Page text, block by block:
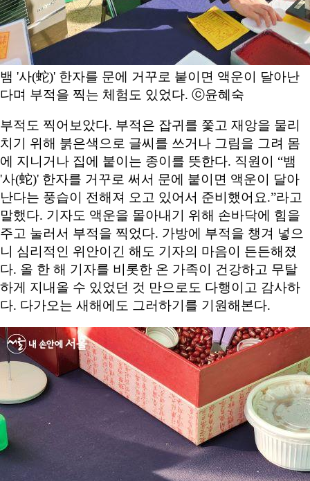
뱀 '사(蛇)' 한자를 문에 거꾸로 붙이면 액운이 달아난
다며 부적을 찍는 체험도 있었다. ⓒ윤혜숙
부적도 찍어보았다. 부적은 잡귀를 쫓고 재앙을 물리
치기 위해 붉은색으로 글씨를 쓰거나 그림을 그려 몸
에 지니거나 집에 붙이는 종이를 뜻한다. 직원이 “뱀
'사(蛇)' 한자를 거꾸로 써서 문에 붙이면 액운이 달아
난다는 풍습이 전해져 오고 있어서 준비했어요.”라고
말했다. 기자도 액운을 몰아내기 위해 손바닥에 힘을
주고 눌러서 부적을 찍었다. 가방에 부적을 챙겨 넣으
니 심리적인 위안이긴 해도 기자의 마음이 든든해졌
다. 올 한 해 기자를 비롯한 온 가족이 건강하고 무탈
하게 지내올 수 있었던 것 만으로도 다행이고 감사하
다. 다가오는 새해에도 그러하기를 기원해본다.